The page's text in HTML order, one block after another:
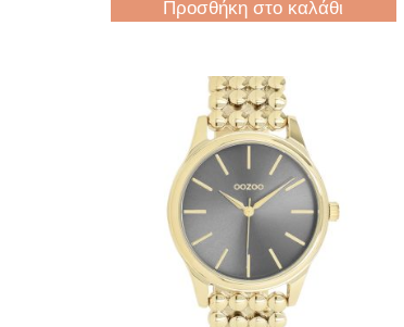
Προσθήκη στο καλάθι